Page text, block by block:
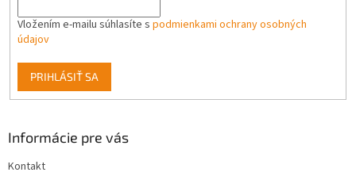
p
Vložením e-mailu súhlasíte s podmienkami ochrany osobných
údajov
PRIHLÁSIŤ SA
Informácie pre vás
Kontakt